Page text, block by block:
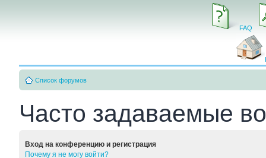
FAQ
Список форумов
Часто задаваемые
Вход на конференцию и регистрация
Почему я не могу войти?